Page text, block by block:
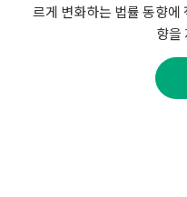
르게 변화하는 법률 동향에
향을